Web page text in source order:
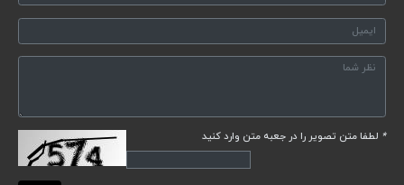
* لطفا متن تصویر را در جعبه متن وارد کنید